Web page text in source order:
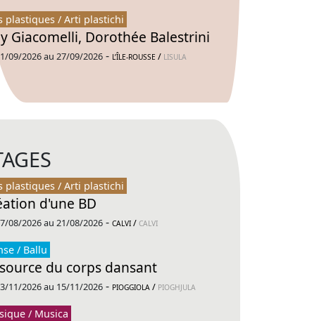
plastiques / Arti plastichi
Giacomelli, Dorothée Balestrini
09/2026 au 27/09/2026 - L’ÎLE-ROUSSE / LISULA
plastiques / Arti plastichi
d'une BD
08/2026 au 21/08/2026 - CALVI / CALVI
/ Ballu
du corps dansant
11/2026 au 15/11/2026 - PIOGGIOLA / PIOGHJULA
/ Musica